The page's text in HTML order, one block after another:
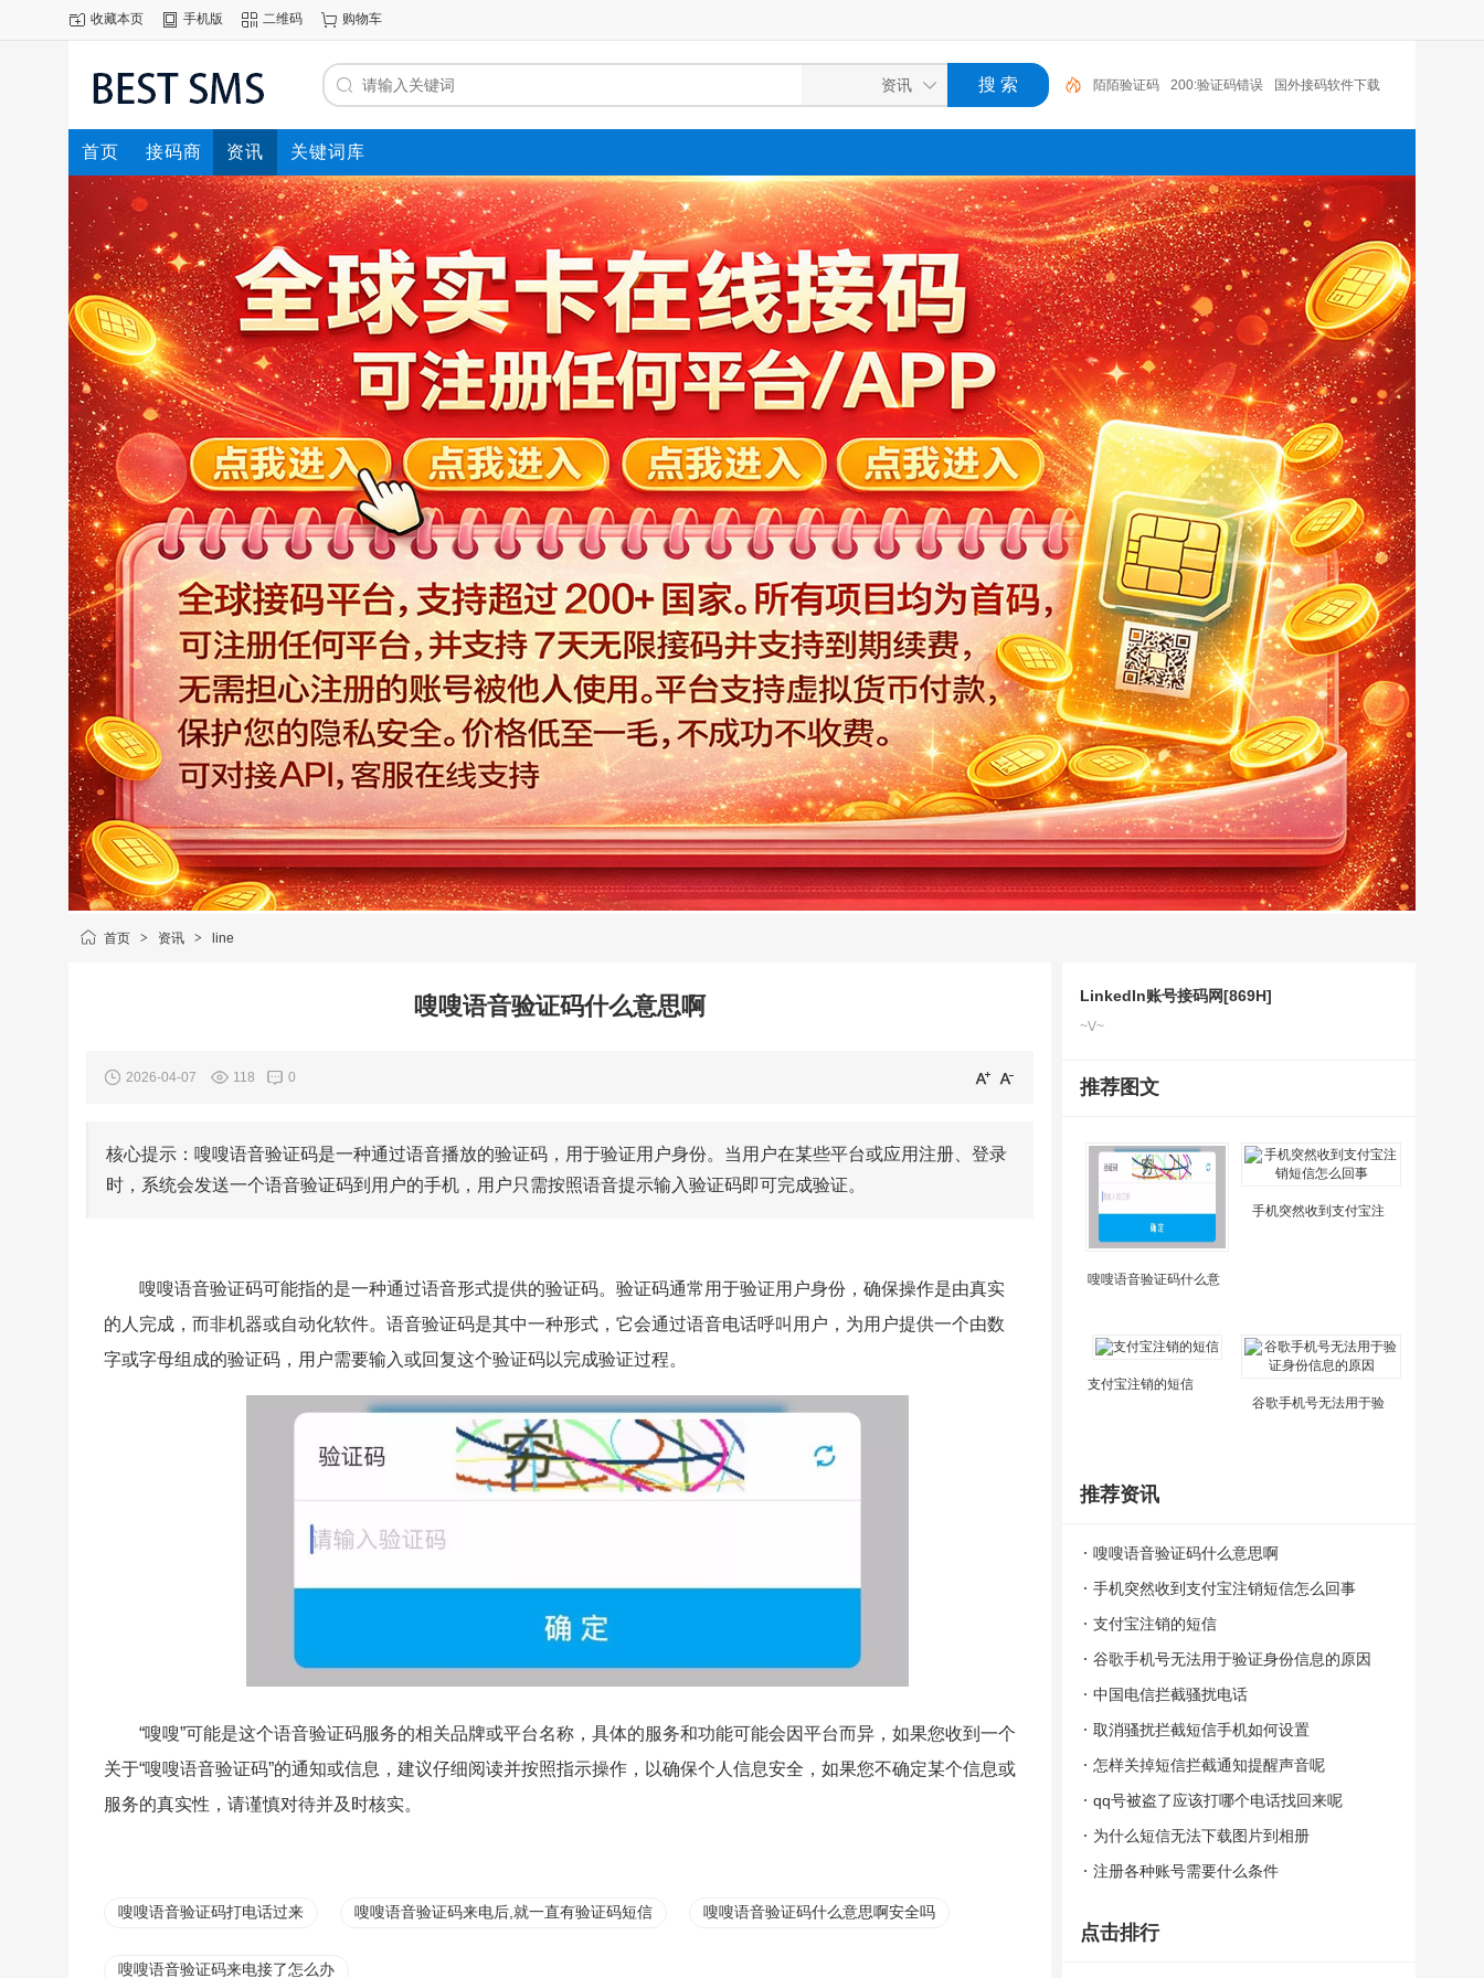
收藏本页 手机版 二维码 购物车
陌陌验证码 200:验证码错误 国外接码软件下载
接码短信平台注册抖音 老年机有没有验证码 语音
验证码收费吗 国外手机号接码网站 探探无法收到验
证码 云短信接码app 接码短信app
首页 接码商 资讯 关键词库
首页 > 资讯 > line
嗖嗖语音验证码什么意思啊
2026-04-07 118 0
核心提示：嗖嗖语音验证码是一种通过语音播放的验证码，用于验证用户身份。当用户在某些平台或应用注册、登录
时，系统会发送一个语音验证码到用户的手机，用户只需按照语音提示输入验证码即可完成验证。
嗖嗖语音验证码可能指的是一种通过语音形式提供的验证码。验证码通常用于验证用户身份，确保操作是由真实
的人完成，而非机器或自动化软件。语音验证码是其中一种形式，它会通过语音电话呼叫用户，为用户提供一个由数
字或字母组成的验证码，用户需要输入或回复这个验证码以完成验证过程。
“嗖嗖”可能是这个语音验证码服务的相关品牌或平台名称，具体的服务和功能可能会因平台而异，如果您收到一个
关于“嗖嗖语音验证码”的通知或信息，建议仔细阅读并按照指示操作，以确保个人信息安全，如果您不确定某个信息或
服务的真实性，请谨慎对待并及时核实。
嗖嗖语音验证码打电话过来 嗖嗖语音验证码来电后,就一直有验证码短信 嗖嗖语音验证码什么意思啊安全吗
嗖嗖语音验证码来电接了怎么办
LinkedIn账号接码网[869H]
~V~
推荐图文
嗖嗖语音验证码什么意
手机突然收到支付宝注
支付宝注销的短信
谷歌手机号无法用于验
推荐资讯
嗖嗖语音验证码什么意思啊
手机突然收到支付宝注销短信怎么回事
支付宝注销的短信
谷歌手机号无法用于验证身份信息的原因
中国电信拦截骚扰电话
取消骚扰拦截短信手机如何设置
怎样关掉短信拦截通知提醒声音呢
qq号被盗了应该打哪个电话找回来呢
为什么短信无法下载图片到相册
注册各种账号需要什么条件
点击排行